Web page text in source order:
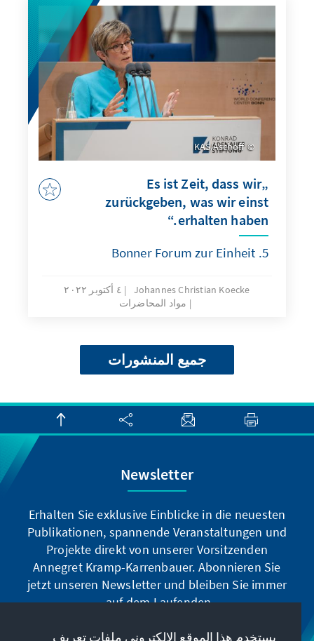
KAS/Aschoff
„Es ist Zeit, dass wir
zurückgeben, was wir einst
erhalten haben.“
5. Bonner Forum zur Einheit
Johannes Christian Koecke
٤ أكتوبر ٢٠٢٢
مواد المحاضرات
جميع المنشورات
Newsletter
Erhalten Sie exklusive Einblicke in die neuesten
Publikationen, spannende Veranstaltungen und
Projekte direkt von unserer Vorsitzenden
Annegret Kramp-Karrenbauer. Abonnieren Sie
jetzt unseren Newsletter und bleiben Sie immer
auf dem Laufenden.
يستخدم هذا الموقع الإلكتروني ملفات تعريف